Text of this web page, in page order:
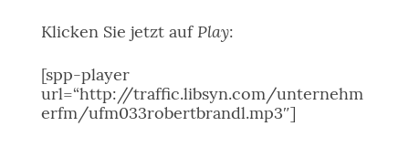
Klicken Sie jetzt aufPlay:
[spp-player
url=“http://traffic.libsyn.com/unternehm
erfm/ufm033robertbrandl.mp3″]